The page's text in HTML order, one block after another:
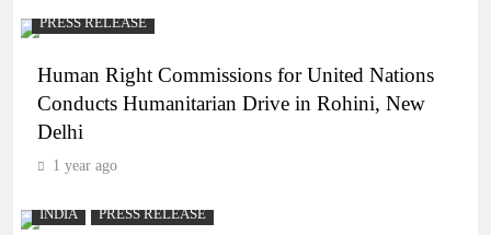
PRESS RELEASE
Human Right Commissions for United Nations
Conducts Humanitarian Drive in Rohini, New
Delhi
1 year ago
INDIA PRESS RELEASE